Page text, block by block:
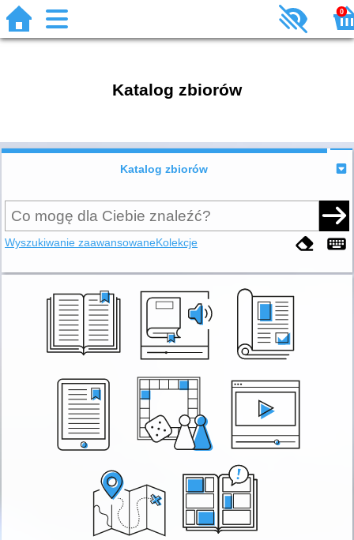
0
Katalog zbiorów
Katalog zbiorów
Wyszukiwanie zaawansowaneKolekcje